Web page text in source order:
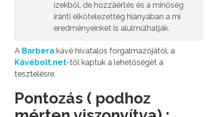
ízekből, de hozzáértés és a minőség
iránti elkötelezettég hiányában a mi
eredményeinket is alulmúlhatják.
A Barbera kávé hivatalos forgalmazójától, a
Kávébolt.net-től kaptuk a lehetőséget a
tesztelésre.
Pontozás ( podhoz